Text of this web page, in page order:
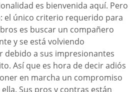
es bienvenida aquí. Pero
el único criterio requerido para
es buscar un compañero
y se está volviendo
debido a sus impresionantes
Así que es hora de decir adiós
en marcha un compromiso
Sus pros y contras están